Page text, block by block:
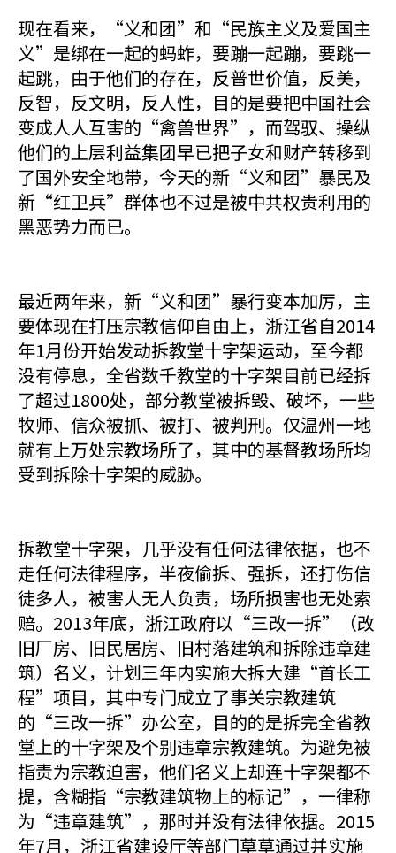
现在看来，“义和团”和“民族主义及爱国主
义”是绑在一起的蚂蚱，要蹦一起蹦，要跳一
起跳，由于他们的存在，反普世价值，反美，
反智，反文明，反人性，目的是要把中国社会
变成人人互害的“禽兽世界”，而驾驭、操纵
他们的上层利益集团早已把子女和财产转移到
了国外安全地带，今天的新“义和团”暴民及
新“红卫兵”群体也不过是被中共权贵利用的
黑恶势力而已。
最近两年来，新“义和团”暴行变本加厉，主
要体现在打压宗教信仰自由上，浙江省自2014
年1月份开始发动拆教堂十字架运动，至今都
没有停息，全省数千教堂的十字架目前已经拆
了超过1800处，部分教堂被拆毁、破坏，一些
牧师、信众被抓、被打、被判刑。仅温州一地
就有上万处宗教场所了，其中的基督教场所均
受到拆除十字架的威胁。
拆教堂十字架，几乎没有任何法律依据，也不
走任何法律程序，半夜偷拆、强拆，还打伤信
徒多人，被害人无人负责，场所损害也无处索
赔。2013年底，浙江政府以“三改一拆”（改
旧厂房、旧民居房、旧村落建筑和拆除违章建
筑）名义，计划三年内实施大拆大建“首长工
程”项目，其中专门成立了事关宗教建筑
的“三改一拆”办公室，目的的是拆完全省教
堂上的十字架及个别违章宗教建筑。为避免被
指责为宗教迫害，他们名义上却连十字架都不
提，含糊指“宗教建筑物上的标记”，一律称
为“违章建筑”，那时并没有法律依据。2015
年7月，浙江省建设厅等部门草草通过并实施